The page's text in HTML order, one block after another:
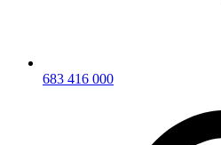
683 416 000